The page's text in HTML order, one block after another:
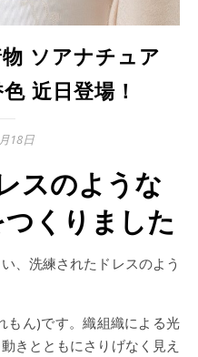
ソアナチュア
近日登場！
18日
スのような
くりました
もん)です。織組織による光
きとともにさりげなく見え